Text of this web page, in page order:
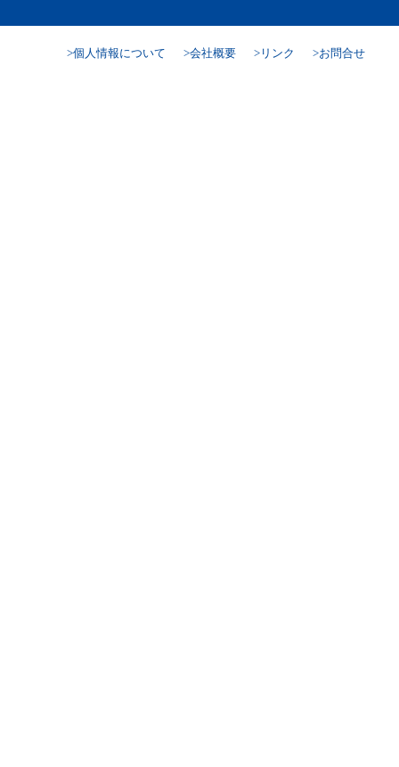
個人情報について 会社概要 リンク お問合せ